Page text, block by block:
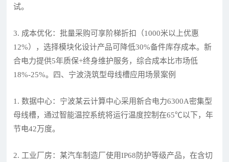
试。
3. 成本优化：批量采购可享阶梯折扣（1000米以上优惠
12%），选择模块化设计产品可降低30%备件库存成本。新
合电力提供5年质保+终身维护服务，综合成本比市场低
18%-25%。四、宁波浇筑型母线槽应用场景案例
1. 数据中心：宁波某云计算中心采用新合电力6300A密集型
母线槽，通过智能温控系统将运行温度控制在65℃以下，年
节电42万度。
2. 工业厂房：某汽车制造厂使用IP68防护等级产品，在含切